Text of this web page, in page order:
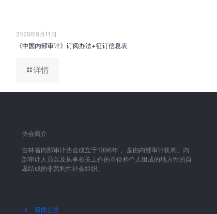
2025年9月11日
《中国内部审计》订阅办法+征订信息表
详情
协会简介
吉林省内部审计协会成立于1996年， 是由内部审计机构、内
部审计人员以及从事相关工作的单位和个人组成的地方性的自
愿结成的非营利性社会组织。
→
新闻公告